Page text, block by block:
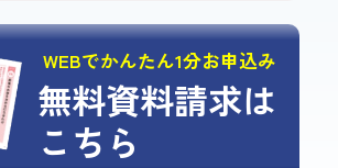
WEBでかんたん1分お申込み
無料資料請求は
こちら